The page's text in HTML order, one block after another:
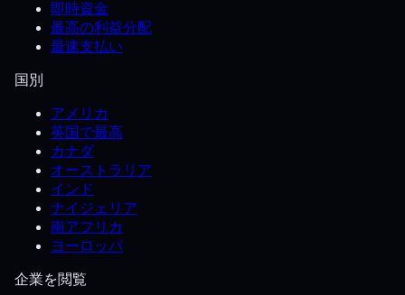
即時資金
最高の利益分配
最速支払い
国別
アメリカ
英国で最高
カナダ
オーストラリア
インド
ナイジェリア
南アフリカ
ヨーロッパ
企業を閲覧